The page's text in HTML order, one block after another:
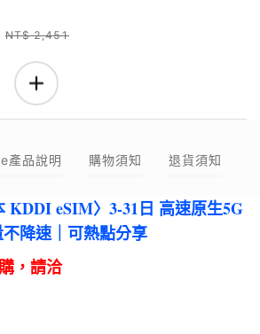
NT$ 2,451
產品說明 購物須知 退貨須知
KDDI eSIM〉3-31日 高速原生5G
降速｜可熱點分享
， 請洽